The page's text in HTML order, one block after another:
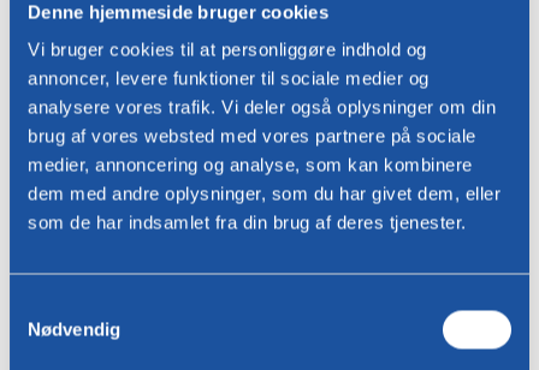
Denne hjemmeside bruger cookies
Vi bruger cookies til at personliggøre indhold og
annoncer, levere funktioner til sociale medier og
analysere vores trafik. Vi deler også oplysninger om din
brug af vores websted med vores partnere på sociale
medier, annoncering og analyse, som kan kombinere
dem med andre oplysninger, som du har givet dem, eller
som de har indsamlet fra din brug af deres tjenester.
Nødvendig
bopæl
Besked
Sende